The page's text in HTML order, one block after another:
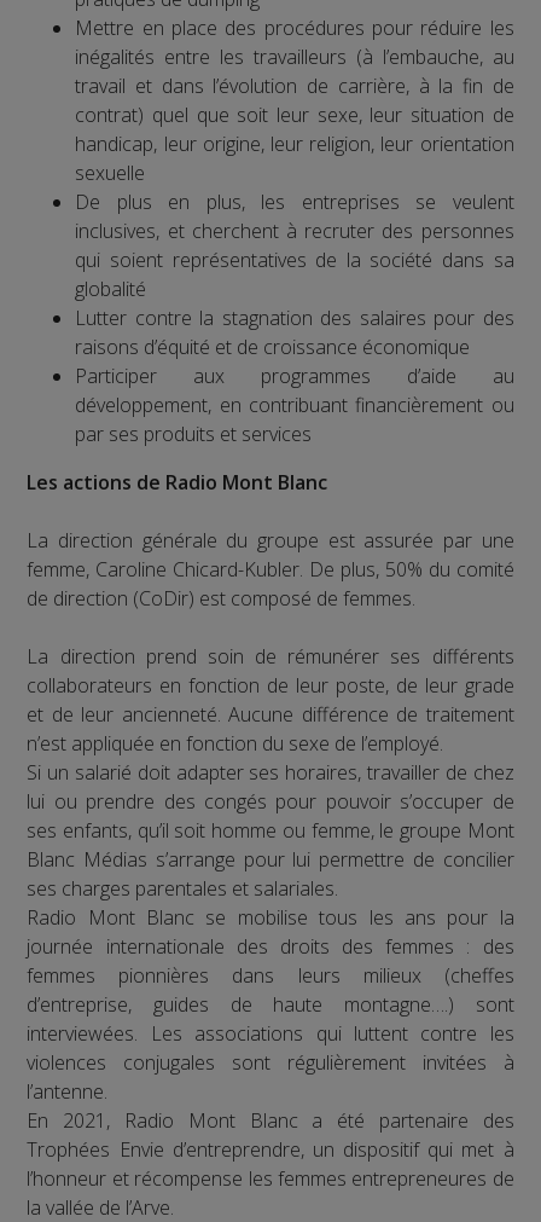
Mettre en place des procédures pour réduire les
inégalités entre les travailleurs (à l’embauche, au
travail et dans l’évolution de carrière, à la fin de
contrat) quel que soit leur sexe, leur situation de
handicap, leur origine, leur religion, leur orientation
sexuelle
De plus en plus, les entreprises se veulent
inclusives, et cherchent à recruter des personnes
qui soient représentatives de la société dans sa
globalité
Lutter contre la stagnation des salaires pour des
raisons d’équité et de croissance économique
Participer aux programmes d’aide au
développement, en contribuant financièrement ou
par ses produits et services
Les actions de Radio Mont Blanc
La direction générale du groupe est assurée par une
femme, Caroline Chicard-Kubler. De plus, 50% du comité
de direction (CoDir) est composé de femmes.
La direction prend soin de rémunérer ses différents
collaborateurs en fonction de leur poste, de leur grade
et de leur ancienneté. Aucune différence de traitement
n’est appliquée en fonction du sexe de l’employé.
Si un salarié doit adapter ses horaires, travailler de chez
lui ou prendre des congés pour pouvoir s’occuper de
ses enfants, qu’il soit homme ou femme, le groupe Mont
Blanc Médias s’arrange pour lui permettre de concilier
ses charges parentales et salariales.
Radio Mont Blanc se mobilise tous les ans pour la
journée internationale des droits des femmes : des
femmes pionnières dans leurs milieux (cheffes
d’entreprise, guides de haute montagne….) sont
interviewées. Les associations qui luttent contre les
violences conjugales sont régulièrement invitées à
l’antenne.
En 2021, Radio Mont Blanc a été partenaire des
Trophées Envie d’entreprendre, un dispositif qui met à
l’honneur et récompense les femmes entrepreneures de
la vallée de l’Arve.